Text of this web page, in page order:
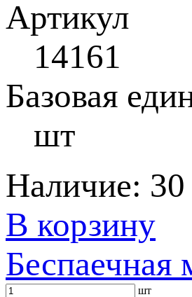
Артикул
14161
Базовая
шт
Наличие:
В корзину
Беспаечная
шт